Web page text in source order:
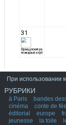
При использовании
РУБРИКИ
à Paris bandes
cinéma
conte de fée
éditorial
europe
jeunesse
la toile